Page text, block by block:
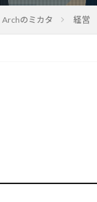
Archのミカタ 経営